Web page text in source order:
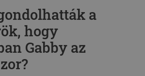
a
hogy
Gabby az